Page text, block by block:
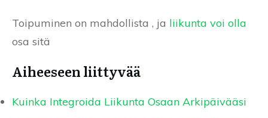
Toipuminen on mahdollista , ja liikunta voi olla
osa sitä
Aiheeseen liittyvää
Kuinka Integroida Liikunta Osaan Arkipäivääsi